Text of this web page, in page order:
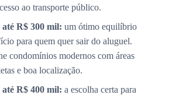
ao transporte público.
R$ 300 mil: um ótimo equilíbrio
para quem quer sair do aluguel.
condomínios modernos com áreas
e boa localização.
R$ 400 mil: a escolha certa para